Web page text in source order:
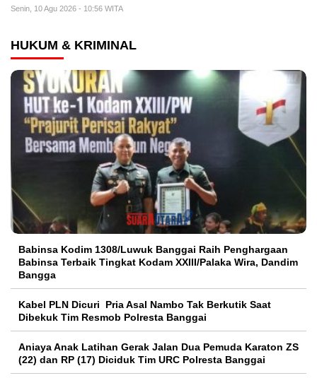
Senin, 10 Agu 2026 - 10:56 WITA
HUKUM & KRIMINAL
Babinsa Kodim 1308/Luwuk Banggai Raih Penghargaan
Babinsa Terbaik Tingkat Kodam XXIII/Palaka Wira, Dandim
Bangga
Kabel PLN Dicuri Pria Asal Nambo Tak Berkutik Saat
Dibekuk Tim Resmob Polresta Banggai
Aniaya Anak Latihan Gerak Jalan Dua Pemuda Karaton ZS
(22) dan RP (17) Diciduk Tim URC Polresta Banggai